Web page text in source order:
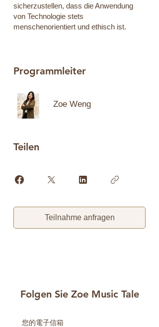
sicherzustellen, dass die Anwendung
von Technologie stets
menschenorientiert und ethisch ist.
Programmleiter
Zoe Weng
Teilen
Teilnahme anfragen
Folgen Sie Zoe Music Tale
您的電子信箱